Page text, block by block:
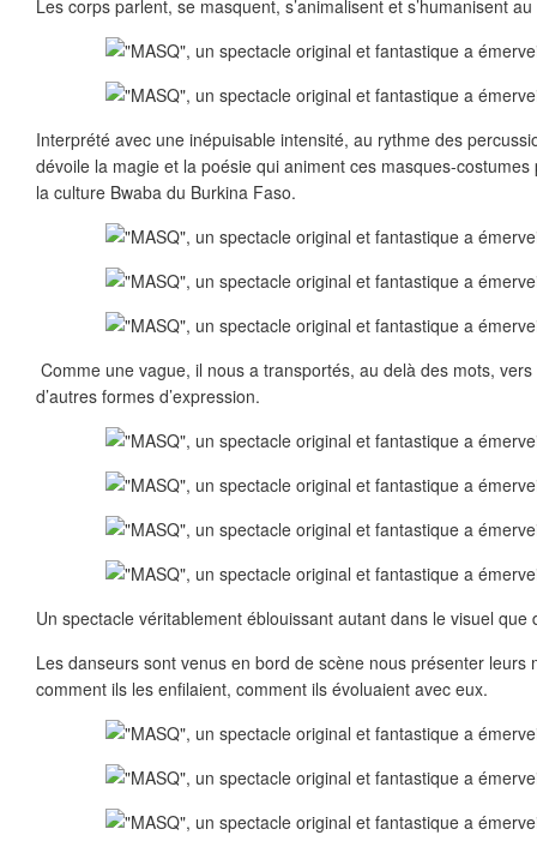
Les corps parlent, se masquent, s’animalisent et s’humanisent
Interprété avec une inépuisable intensité, au rythme des
dévoile la magie et la poésie qui animent ces masques-
la culture Bwaba du Burkina Faso.
Comme une vague, il nous a transportés, au delà des mots,
d’autres formes d’expression.
Un spectacle véritablement éblouissant autant dans le visuel que
Les danseurs sont venus en bord de scène nous présenter leurs
comment ils les enfilaient, comment ils évoluaient avec eux.